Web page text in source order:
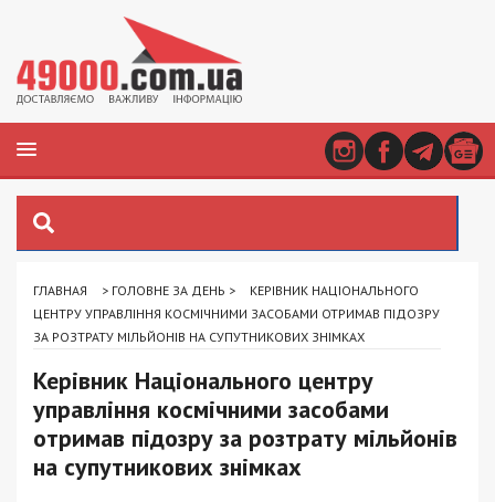
ГЛАВНАЯ > ГОЛОВНЕ ЗА ДЕНЬ >
КЕРІВНИК НАЦІОНАЛЬНОГО
ЦЕНТРУ УПРАВЛІННЯ КОСМІЧНИМИ ЗАСОБАМИ ОТРИМАВ ПІДОЗРУ
ЗА РОЗТРАТУ МІЛЬЙОНІВ НА СУПУТНИКОВИХ ЗНІМКАХ
Керівник Національного центру
управління космічними засобами
отримав підозру за розтрату мільйонів
на супутникових знімках